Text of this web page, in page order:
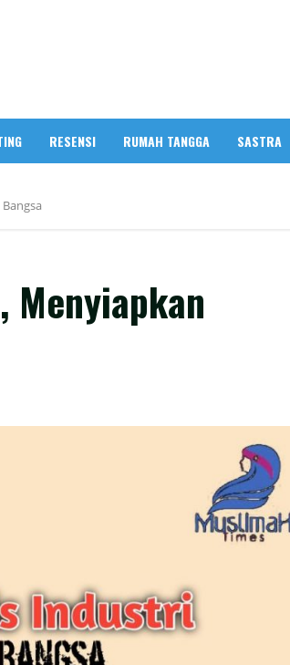
RESENSI RUMAH TANGGA SASTRA